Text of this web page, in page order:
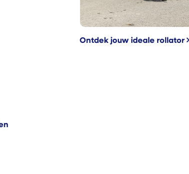
Ontdek jouw ideale rollator